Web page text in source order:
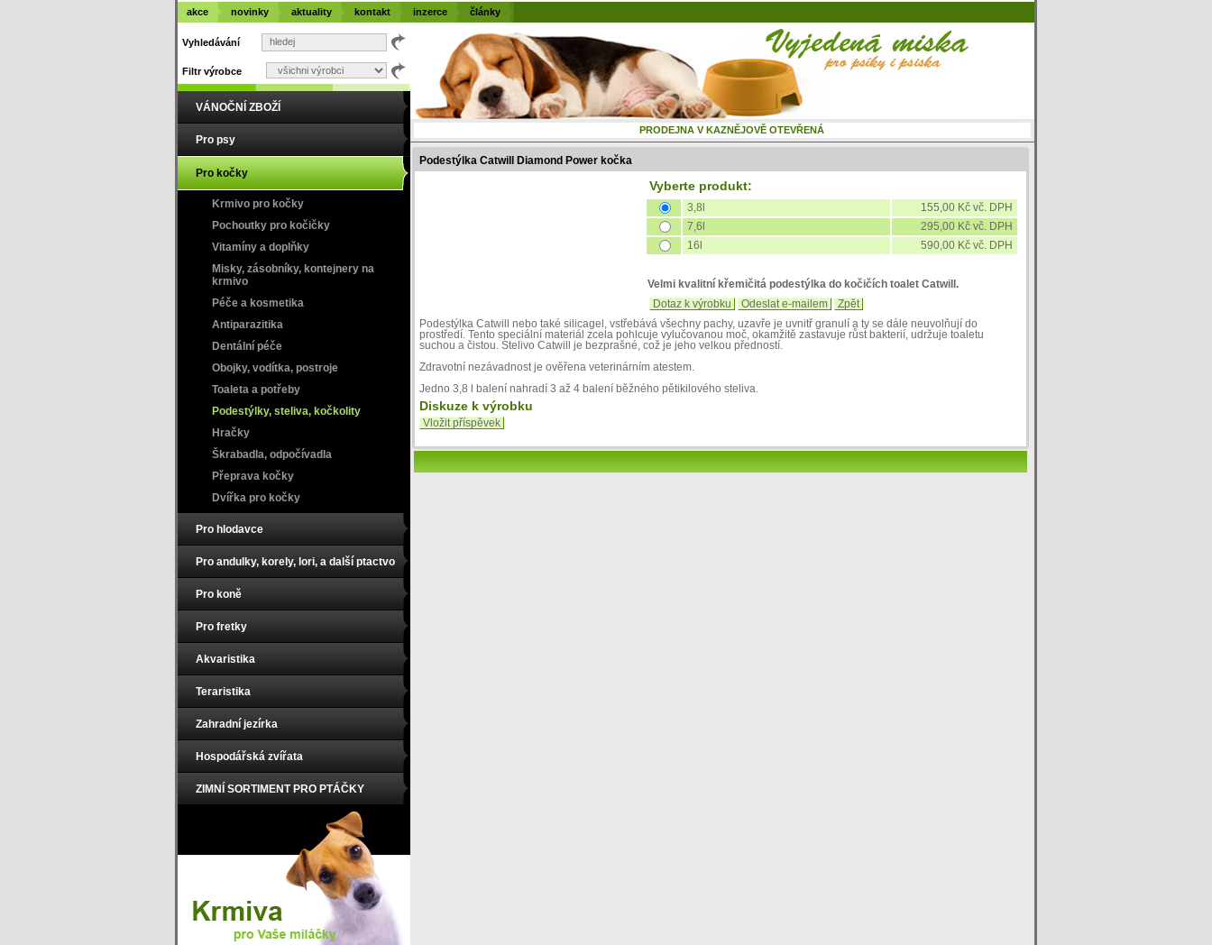
Podestýlka Catwill Diamond Power kočka
Vyberte produkt:
3,8l
155,00 Kč vč. DPH
7,6l
295,00 Kč vč. DPH
16l
590,00 Kč vč. DPH
Velmi kvalitní křemičitá podestýlka do kočičích toalet Catwill.
Dotaz k výrobku
Odeslat e-mailem
Zpět
Podestýlka Catwill nebo také silicagel, vstřebává všechny pachy, uzavře je uvnitř granulí a ty se dále neuvolňují do
prostředí. Tento speciální materiál zcela pohlcuje vylučovanou moč, okamžitě zastavuje růst bakterií, udržuje toaletu
suchou a čistou. Stelivo Catwill je bezprašné, což je jeho velkou předností.
Zdravotní nezávadnost je ověřena veterinárním atestem.
Jedno 3,8 l balení nahradí 3 až 4 balení běžného pětikilového steliva.
Diskuze k výrobku
Vložit příspěvek
PRODEJNA V KAZNĚJOVĚ OTEVŘENÁ
Vyhledávání
Filtr výrobce
VÁNOČNÍ ZBOŽÍ
Pro psy
Pro kočky
Krmivo pro kočky
Pochoutky pro kočičky
Vitamíny a doplňky
Misky, zásobníky, kontejnery na
krmivo
Péče a kosmetika
Antiparazitika
Dentální péče
Obojky, vodítka, postroje
Toaleta a potřeby
Podestýlky, steliva, kočkolity
Hračky
Škrabadla, odpočívadla
Přeprava kočky
Dvířka pro kočky
Pro hlodavce
Pro andulky, korely, lori, a další ptactvo
Pro koně
Pro fretky
Akvaristika
Teraristika
Zahradní jezírka
Hospodářská zvířata
ZIMNÍ SORTIMENT PRO PTÁČKY
akce novinky aktuality kontakt inzerce články